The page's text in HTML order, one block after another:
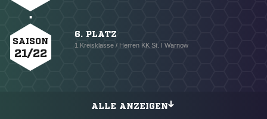
SAISON
21/22
6. PLATZ
1.Kreisklasse / Herren KK St. I Warnow
ALLE ANZEIGEN